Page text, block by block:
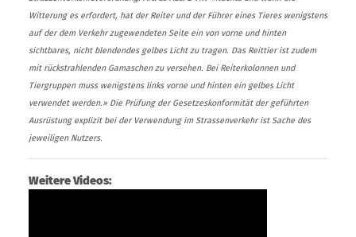
Witterung es erfordert, hat der Reiter und der Führer eines Tieres wenigstens
auf der dem Verkehr zugewendeten Seite ein von vorne und hinten
sichtbares, nicht blendendes gelbes Licht zu tragen. Das Reittier ist zudem
mit rückstrahlenden Gamaschen zu versehen. Bei Reiterkolonnen und
Tiergruppen muss wenigstens links vorne und hinten ein gelbes Licht
verwendet werden.» Die Prüfung der Gesetzeskonformität der geführten
Ausrüstung explizit bei der Verwendung im Strassenverkehr ist Sache des
jeweiligen Nutzers.
Weitere Videos: